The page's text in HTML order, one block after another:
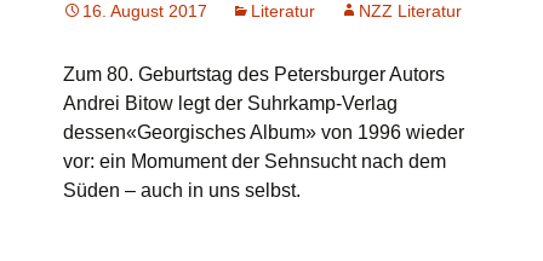
16. August 2017 Literatur NZZ Literatur
Zum 80. Geburtstag des Petersburger Autors
Andrei Bitow legt der Suhrkamp-Verlag
dessen«Georgisches Album» von 1996 wieder
vor: ein Momument der Sehnsucht nach dem
Süden – auch in uns selbst.